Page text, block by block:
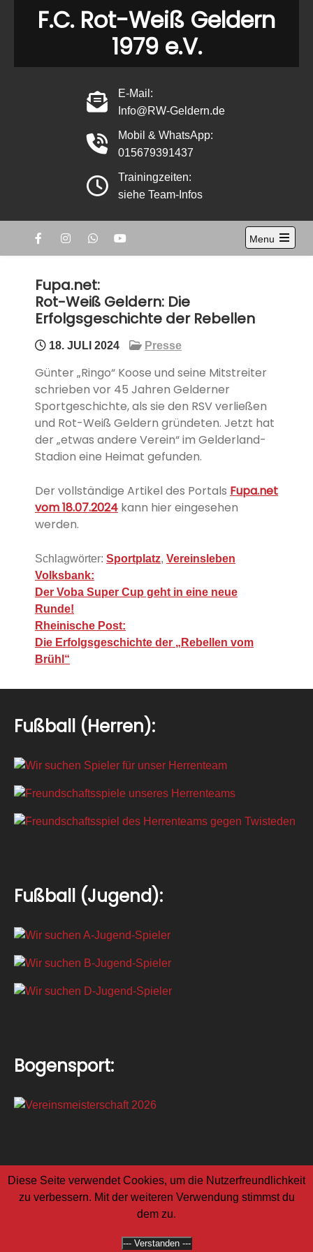
F.C. Rot-Weiß Geldern
1979 e.V.
E-Mail:
Info@RW-Geldern.de
Mobil & WhatsApp:
015679391437
Trainingzeiten:
siehe Team-Infos
Menu
Open
Fupa.net:
Rot-Weiß Geldern: Die
Erfolgsgeschichte der Rebellen
18. JULI 2024 Presse
Günter „Ringo“ Koose und seine Mitstreiter
schrieben vor 45 Jahren Gelderner
Sportgeschichte, als sie den RSV verließen
und Rot-Weiß Geldern gründeten. Jetzt hat
der „etwas andere Verein“ im Gelderland-
Stadion eine Heimat gefunden.
Der vollständige Artikel des Portals Fupa.net
vom 18.07.2024 kann hier eingesehen
werden.
Schlagwörter: Sportplatz, Vereinsleben
Beitragsnavigation
Volksbank:
Der Voba Super Cup geht in eine neue
Runde!
Rheinische Post:
Die Erfolgsgeschichte der „Rebellen vom
Brühl“
Fußball (Herren):
Fußball (Jugend):
Bogensport:
F.C. Rot-Weiß Geldern 1979 e.V.
Diese Seite verwendet Cookies, um die Nutzerfreundlichkeit
zu verbessern. Mit der weiteren Verwendung stimmst du
dem zu.
--- Verstanden ---